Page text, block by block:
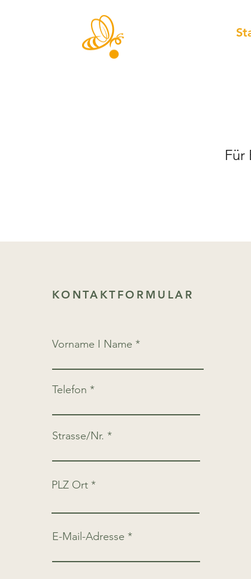
Für
KONTAKTFORMULAR
Vorname I Name
Telefon
Strasse/Nr.
PLZ Ort
E-Mail-Adresse